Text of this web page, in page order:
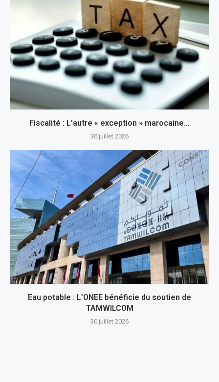
Fiscalité : L’autre « exception » marocaine…
30 juillet 2026
Eau potable : L’ONEE bénéficie du soutien de
TAMWILCOM
30 juillet 2026